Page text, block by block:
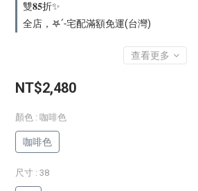
雙𝟖𝟓折✨
全店，𖤐ˊ˗宅配滿額免運(台灣)
查看更多
NT$2,480
顏色 : 咖啡色
咖啡色
尺寸 : 38